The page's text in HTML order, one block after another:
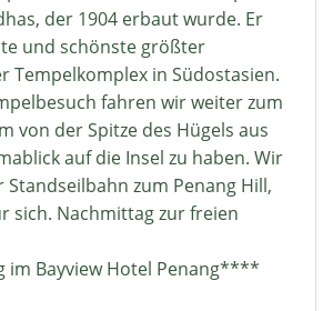
der 1904 erbaut wurde. Er
und schönste größter
Tempelkomplex in Südostasien.
fahren wir weiter zum
von der Spitze des Hügels aus
auf die Insel zu haben. Wir
zum Penang Hill,
sich. Nachmittag zur freien
im Bayview Hotel Penang****